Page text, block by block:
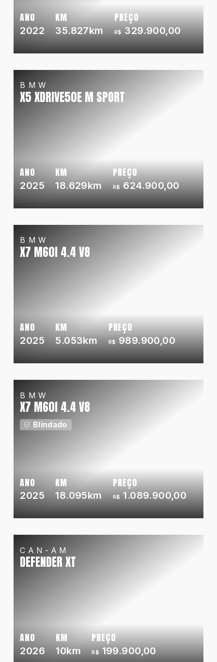
ANO
2022
KM
35.827km
PREÇO
R$329.900,00
BMW
X5 XDRIVE50E M SPORT
ANO
2025
KM
18.629km
PREÇO
R$624.900,00
BMW
X7 M60I 4.4 V8
ANO
2025
KM
5.053km
PREÇO
R$989.900,00
BMW
X7 M60I 4.4 V8
Blindado
ANO
2025
KM
18.095km
PREÇO
R$1.089.900,00
CAN-AM
DEFENDER XT
ANO
2026
KM
10km
PREÇO
R$199.900,00